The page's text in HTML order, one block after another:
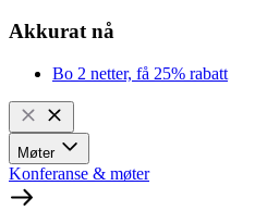
Akkurat nå
Bo 2 netter, få 25% rabatt
Møter
Konferanse & møter